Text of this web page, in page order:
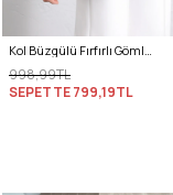
Kol Büzgülü Fırfırlı Gömlek Y0093 MÜRDÜM
998,99TL
SEPETTE799,19TL